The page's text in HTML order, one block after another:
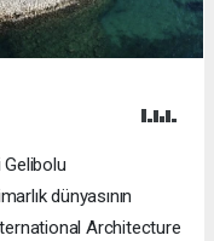
Gelibolu
dünyasının
Architecture